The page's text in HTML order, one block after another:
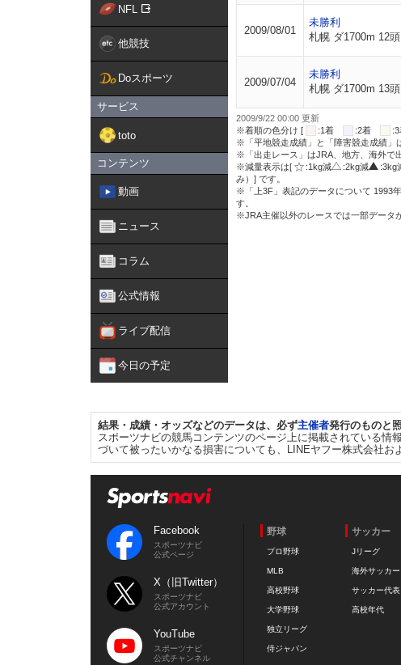
NFL
他競技
Doスポーツ
サービス
toto
コンテンツ
動画
ニュース
コラム
公式情報
ライブ配信
今日の予定
2009/08/01
未勝利
札幌 ダ1700m 12頭
2009/07/04
未勝利
札幌 ダ1700m 13頭
2009/9/22 00:00 更新
※着順の色分け [
:1着 :2着
※「平地競走成績」と「障害競走成績」
※「出走レース」はJRA、地方、海外で
※減量表示は[
:1kg減 :2kg減 :3kg
み）] です。
※「上3F」表記のデータについて 1993
す。
※JRA主催以外のレースでは一部データ
結果・成績・オッズなどのデータは、必ず主催者発行のものと
スポーツナビの競馬コンテンツのページ上に掲載されている
づいて被ったいかなる損害についても、LINEヤフー株式会社お
Facebook
スポーツナビ
公式ページ
X（旧Twitter）
スポーツナビ
公式アカウント
YouTube
スポーツナビ
公式チャンネル
野球
プロ野球
MLB
高校野球
大学野球
独立リーグ
侍ジャパン
サッカー
Jリーグ
海外サッカー
サッカー代表
高校年代